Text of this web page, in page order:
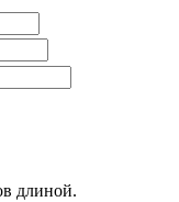
длиной.